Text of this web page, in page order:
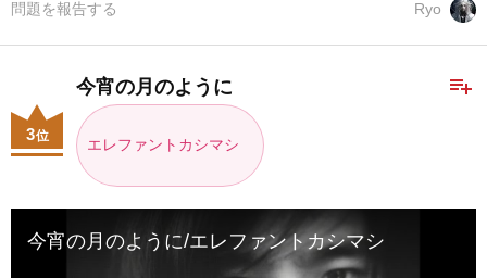
Ryo
問題を報告する
playlist_add
今宵の月のように
エレファントカシマシ
3位
今宵の月のように/エレファントカシマシ